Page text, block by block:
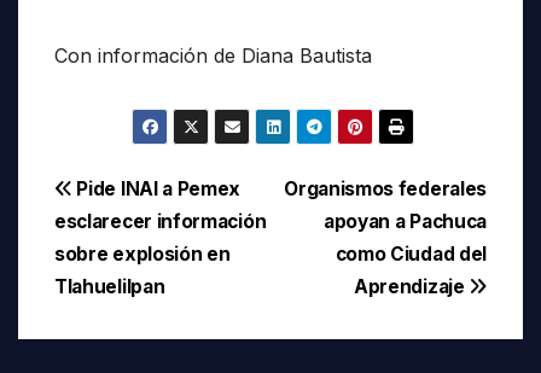
Con información de Diana Bautista
Navegación
de
entradas
Organismos federales
apoyan a Pachuca
como Ciudad del
Aprendizaje
Pide INAI a Pemex
esclarecer información
sobre explosión en
Tlahuelilpan